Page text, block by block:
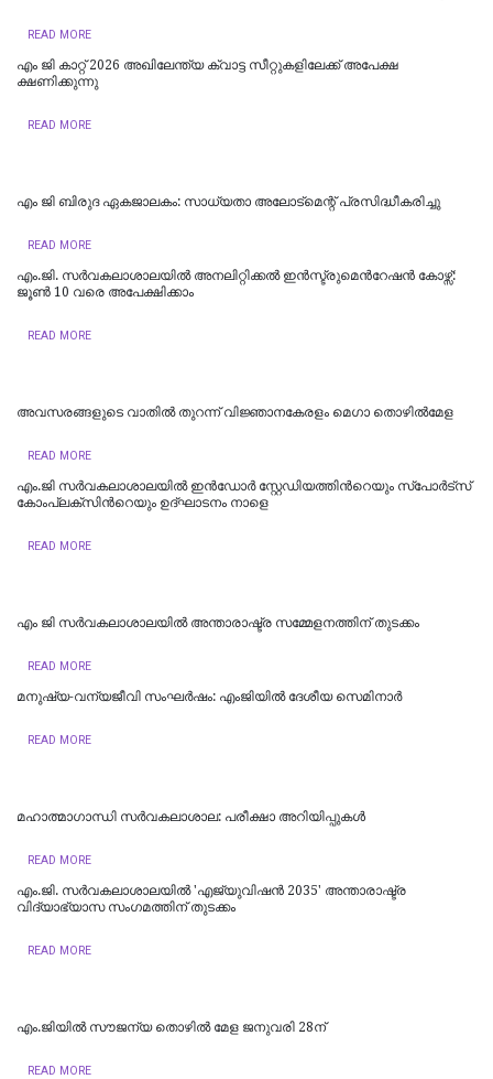
READ MORE
എം ജി കാറ്റ് 2026 അഖിലേന്ത്യ ക്വാട്ട സീറ്റുകളിലേക്ക് അപേക്ഷ
ക്ഷണിക്കുന്നു
READ MORE
എം ജി ബിരുദ ഏകജാലകം: സാധ്യതാ അലോട്‌മെന്റ് പ്രസിദ്ധീകരിച്ചു
READ MORE
എം.ജി. സര്‍വകലാശാലയില്‍ അനലിറ്റിക്കല്‍ ഇന്‍സ്ട്രുമെന്‍റേഷന്‍ കോഴ്സ്:
ജൂണ്‍ 10 വരെ അപേക്ഷിക്കാം
READ MORE
അവസരങ്ങളുടെ വാതില്‍ തുറന്ന് വിജ്ഞാനകേരളം മെഗാ തൊഴില്‍മേള
READ MORE
എം.ജി സർവകലാശാലയിൽ ഇൻഡോർ സ്റ്റേഡിയത്തിന്‍റെയും സ്‌പോർട്‌സ്
കോംപ്ലക്‌സിന്‍റെയും ഉദ്ഘാടനം നാളെ
READ MORE
എം ജി സർവകലാശാലയിൽ അന്താരാഷ്ട്ര സമ്മേളനത്തിന് തുടക്കം
READ MORE
മനുഷ്യ-വന്യജീവി സംഘർഷം: എംജിയിൽ ദേശീയ സെമിനാർ
READ MORE
മഹാത്മാഗാന്ധി സർവകലാശാല: പരീക്ഷാ അറിയിപ്പുകൾ
READ MORE
എം.ജി. സർവകലാശാലയിൽ 'എജ്യുവിഷൻ 2035' അന്താരാഷ്ട്ര
വിദ്യാഭ്യാസ സംഗമത്തിന് തുടക്കം
READ MORE
എം.ജിയില്‍ സൗജന്യ തൊഴില്‍ മേള ജനുവരി 28ന്
READ MORE